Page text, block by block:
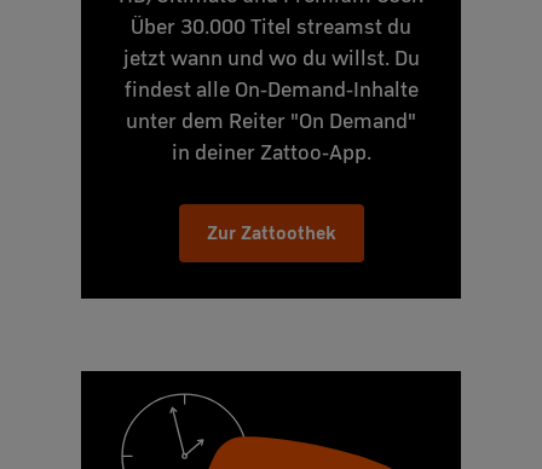
Über 30.000 Titel streamst du
jetzt wann und wo du willst. Du
findest alle On-Demand-Inhalte
unter dem Reiter "On Demand"
in deiner Zattoo-App.
Zur Zattoothek